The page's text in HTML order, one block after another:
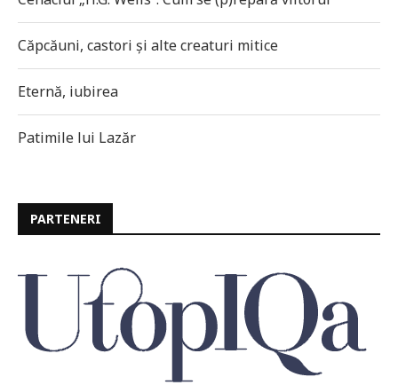
Căpcăuni, castori și alte creaturi mitice
Eternă, iubirea
Patimile lui Lazăr
PARTENERI